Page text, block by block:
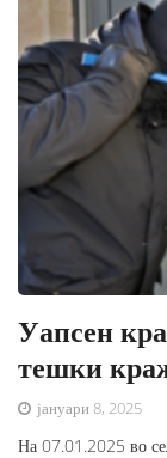
Уапсен
тешки
јануари 8, 2025
На 07.01.2025 во